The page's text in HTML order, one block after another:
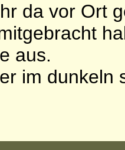
da vor Ort
aus.
im dunkeln